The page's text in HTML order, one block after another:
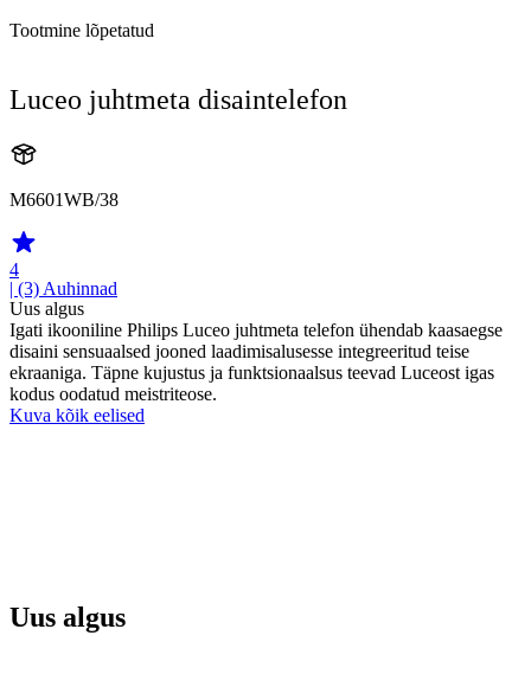
Tootmine lõpetatud
Luceo juhtmeta disaintelefon
M6601WB/38
4
| (3) Auhinnad
Uus algus
Igati ikooniline Philips Luceo juhtmeta telefon ühendab kaasaegse
disaini sensuaalsed jooned laadimisalusesse integreeritud teise
ekraaniga. Täpne kujustus ja funktsionaalsus teevad Luceost igas
kodus oodatud meistriteose.
Kuva kõik eelised
Uus algus